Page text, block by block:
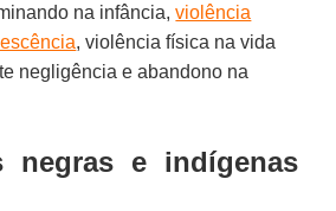
na infância,violência
, violência física na vida
negligência e abandono na
negras e indígenas